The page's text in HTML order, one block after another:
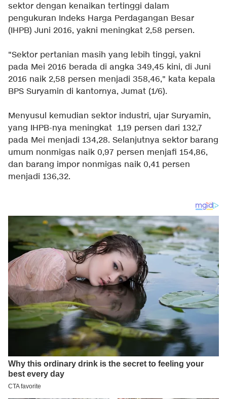
sektor dengan kenaikan tertinggi dalam
pengukuran Indeks Harga Perdagangan Besar
(IHPB) Juni 2016, yakni meningkat 2,58 persen.
"Sektor pertanian masih yang lebih tinggi, yakni
pada Mei 2016 berada di angka 349,45 kini, di Juni
2016 naik 2,58 persen menjadi 358,46," kata kepala
BPS Suryamin di kantornya, Jumat (1/6).
Menyusul kemudian sektor industri, ujar Suryamin,
yang IHPB-nya meningkat 1,19 persen dari 132,7
pada Mei menjadi 134,28. Selanjutnya sektor barang
umum nonmigas naik 0,97 persen menjafi 154,86,
dan barang impor nonmigas naik 0,41 persen
menjadi 136,32.